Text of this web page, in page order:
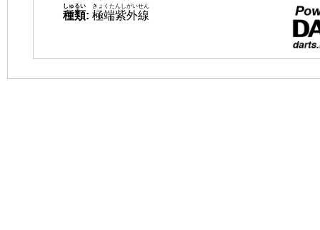
種類
しゅるい
: 極端紫外線
きょくたんしがいせん